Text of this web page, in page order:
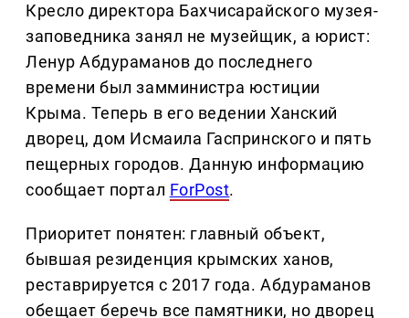
Кресло директора Бахчисарайского музея-
заповедника занял не музейщик, а юрист:
Ленур Абдураманов до последнего
времени был замминистра юстиции
Крыма. Теперь в его ведении Ханский
дворец, дом Исмаила Гаспринского и пять
пещерных городов. Данную информацию
сообщает портал ForPost.
Приоритет понятен: главный объект,
бывшая резиденция крымских ханов,
реставрируется с 2017 года. Абдураманов
обещает беречь все памятники, но дворец